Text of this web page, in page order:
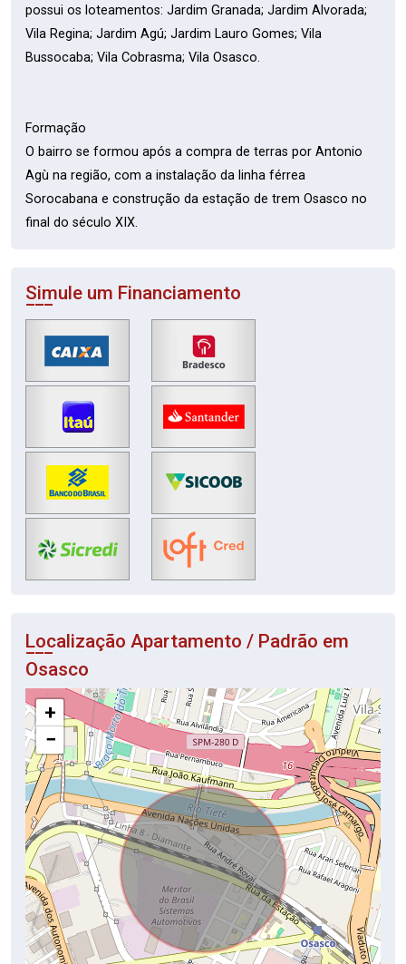
possui os loteamentos: Jardim Granada; Jardim Alvorada;
Vila Regina; Jardim Agú; Jardim Lauro Gomes; Vila
Bussocaba; Vila Cobrasma; Vila Osasco.
Formação
O bairro se formou após a compra de terras por Antonio
Agù na região, com a instalação da linha férrea
Sorocabana e construção da estação de trem Osasco no
final do século XIX.
Simule um Financiamento
Localização Apartamento / Padrão em
Osasco
+
−